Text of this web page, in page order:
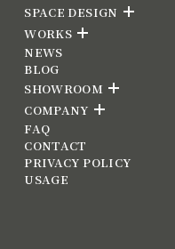
SPACE DESIGN
WORKS
NEWS
BLOG
SHOWROOM
COMPANY
FAQ
CONTACT
PRIVACY POLICY
USAGE